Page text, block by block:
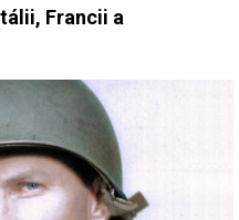
Francii a